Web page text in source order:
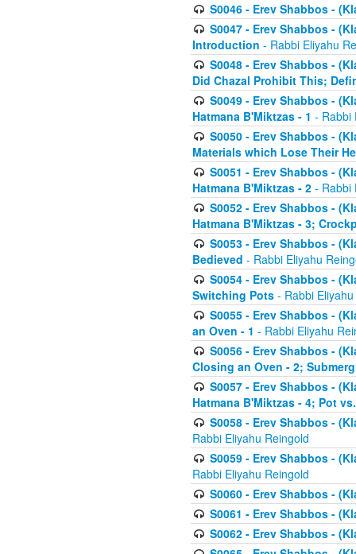
S0046 - Erev Shabbos -
S0047 - Erev Shabbos -
Introduction - Rabbi Eliyahu
S0048 - Erev Shabbos -
Did Chazal Prohibit This;
S0049 - Erev Shabbos -
Hatmana B'Miktzas - 1 - Rabbi
S0050 - Erev Shabbos -
Materials which Lose Their
S0051 - Erev Shabbos -
Hatmana B'Miktzas - 2 - Rabbi
S0052 - Erev Shabbos -
Hatmana B'Miktzas - 3;
S0053 - Erev Shabbos -
Bedieved - Rabbi Eliyahu
S0054 - Erev Shabbos -
Switching Pots - Rabbi
S0055 - Erev Shabbos -
an Oven - 1 - Rabbi Eliyahu
S0056 - Erev Shabbos -
Closing an Oven - 2;
S0057 - Erev Shabbos -
Hatmana B'Miktzas - 4; Pot
S0058 - Erev Shabbos -
Rabbi Eliyahu Reingold
S0059 - Erev Shabbos -
Rabbi Eliyahu Reingold
S0060 - Erev Shabbos -
S0061 - Erev Shabbos -
S0062 - Erev Shabbos -